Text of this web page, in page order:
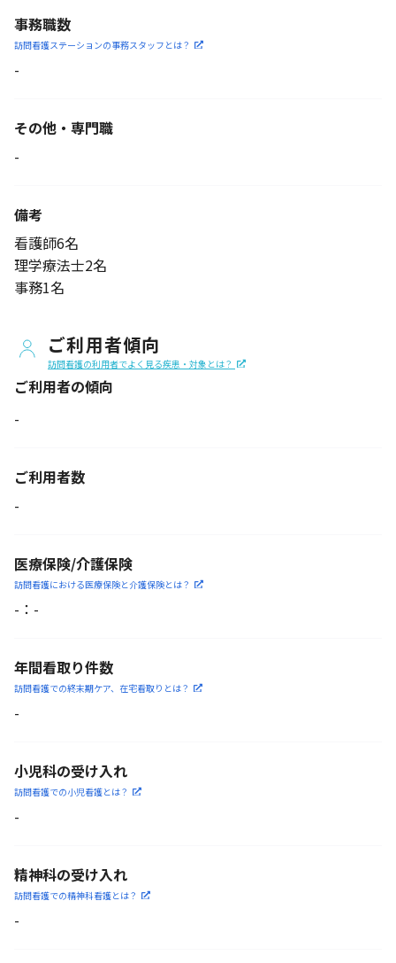
事務職数
訪問看護ステーションの事務スタッフとは？
-
その他・専門職
-
備考
看護師6名
理学療法士2名
事務1名
ご利用者傾向
訪問看護の利用者でよく見る疾患・対象とは？
ご利用者の傾向
-
ご利用者数
-
医療保険/介護保険
訪問看護における医療保険と介護保険とは？
- ： -
年間看取り件数
訪問看護での終末期ケア、 在宅看取りとは？
-
小児科の受け入れ
訪問看護での小児看護とは？
-
精神科の受け入れ
訪問看護での精神科看護とは？
-